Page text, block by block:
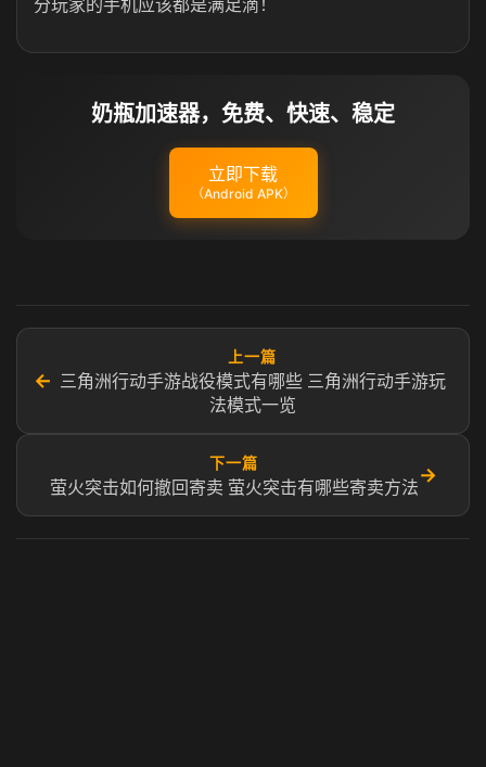
分玩家的手机应该都是满足滴！
奶瓶加速器，免费、快速、稳定
立即下载
（Android APK）
←
上一篇
三角洲行动手游战役模式有哪些 三角洲行动手游玩
法模式一览
下一篇
萤火突击如何撤回寄卖 萤火突击有哪些寄卖方法
→